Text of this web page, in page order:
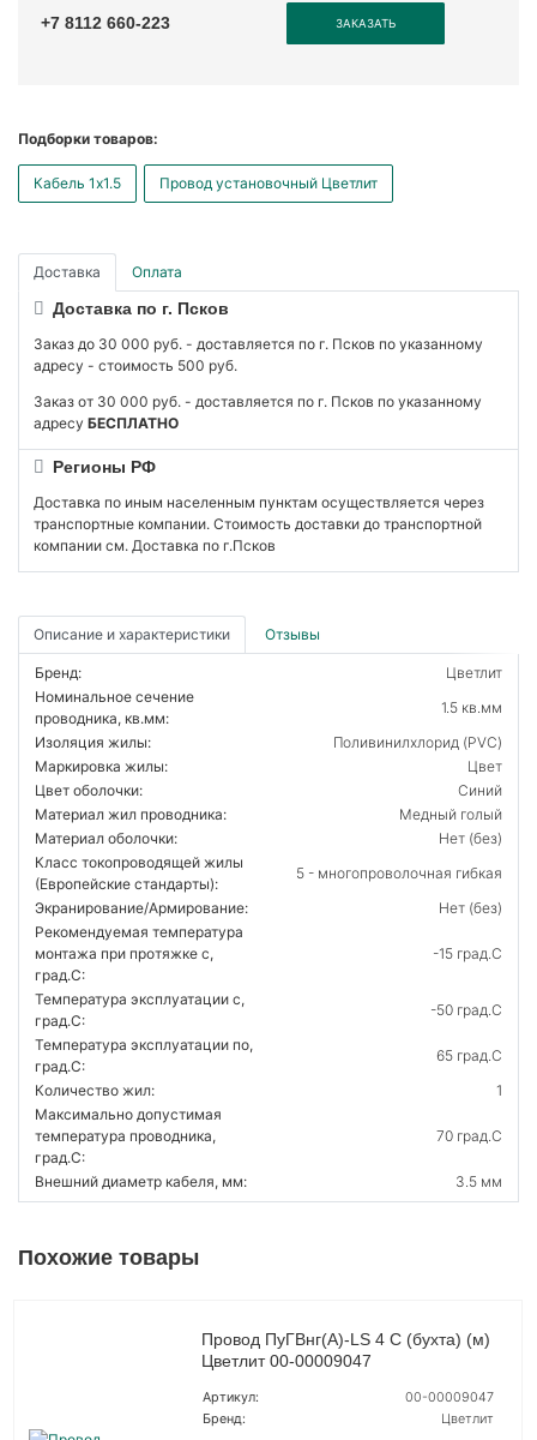
+7 8112 660-223 ЗАКАЗАТЬ
Подборки товаров:
Кабель 1x1.5 Провод установочный Цветлит
Доставка Оплата
Доставка по г. Псков
Заказ до 30 000 руб. - доставляется по г. Псков по указанному
адресу - стоимость 500 руб.
Заказ от 30 000 руб. - доставляется по г. Псков по указанному
адресу БЕСПЛАТНО
Регионы РФ
Доставка по иным населенным пунктам осуществляется через
транспортные компании. Стоимость доставки до транспортной
компании см. Доставка по г.Псков
Описание и характеристики Отзывы
Бренд:
Цветлит
Номинальное сечение
проводника, кв.мм:
1.5 кв.мм
Изоляция жилы:
Поливинилхлорид (PVC)
Маркировка жилы:
Цвет
Цвет оболочки:
Синий
Материал жил проводника:
Медный голый
Материал оболочки:
Нет (без)
Класс токопроводящей жилы
(Европейские стандарты):
5 - многопроволочная гибкая
Экранирование/Армирование:
Нет (без)
Рекомендуемая температура
монтажа при протяжке с,
град.C:
-15 град.C
Температура эксплуатации с,
град.C:
-50 град.C
Температура эксплуатации по,
град.C:
65 град.C
Количество жил:
1
Максимально допустимая
температура проводника,
град.C:
70 град.C
Внешний диаметр кабеля, мм: 3.5 мм
Похожие товары
Провод ПуГВнг(A)-LS 4 С (бухта) (м)
Цветлит 00-00009047
Артикул:
00-00009047
Бренд:
Цветлит